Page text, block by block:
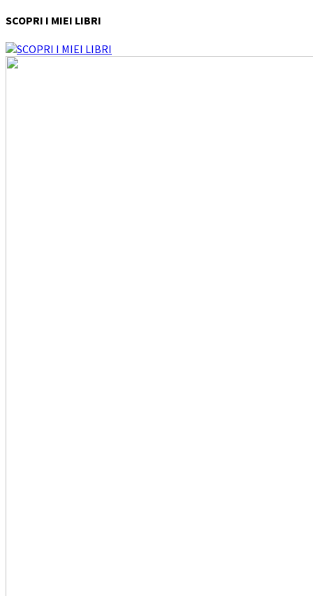
SCOPRI I MIEI LIBRI